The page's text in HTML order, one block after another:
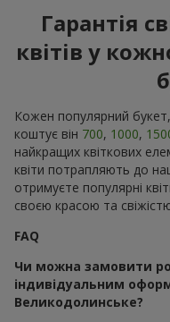
Гарантія
квітів у
Кожен популярний
коштує він 700, 1000,
найкращих квіткових
квіти потрапляють до
отримуєте популярні
своєю красою та
FAQ
Чи можна замовити
індивідуальним
Великодолинське?